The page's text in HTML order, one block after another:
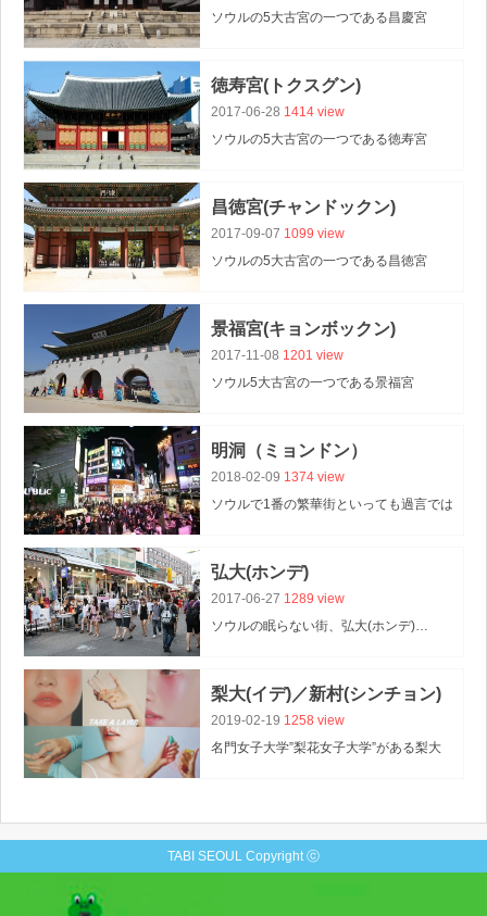
ソウルの5大古宮の一つである昌慶宮
深い空気の中に自然が加わっているため、
徳寿宮(トクスグン)
2017-06-28 1414 view
ソウルの5大古宮の一つである徳寿宮
昌徳宮(チャンドックン)
2017-09-07 1099 view
ソウルの5大古宮の一つである昌徳宮
韓国の美しさを表現した代表的な観光名所で
景福宮(キョンボックン)
2017-11-08 1201 view
ソウル5大古宮の一つである景福宮
明洞（ミョンドン）
2018-02-09 1374 view
ソウルで1番の繁華街といっても過言ではない
美味しいご飯のお店までなんでもある観光客
弘大(ホンデ)
2017-06-27 1289 view
ソウルの眠らない街、弘大(ホンデ)…
毎週週末には、
梨大(イデ)／新村(シンチョン)
2019-02-19 1258 view
名門女子大学”梨花女子大学”がある梨大
TABI SEOUL Copyright ⓒ